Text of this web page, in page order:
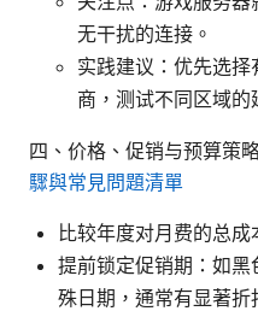
无干扰的连接。
实践建议：优先选
商，测试不同区域的
四、价格、促销与预算策
驟與常見問題清單
比较年度对月费的总成
提前锁定促销期：如
殊日期，通常有显著折